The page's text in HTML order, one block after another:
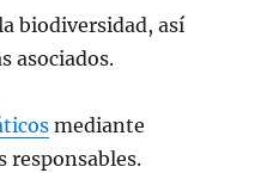
biodiversidad, así
asociados.
mediante
responsables.